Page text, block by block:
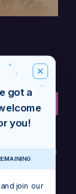
on 11th
got a
you!
join our